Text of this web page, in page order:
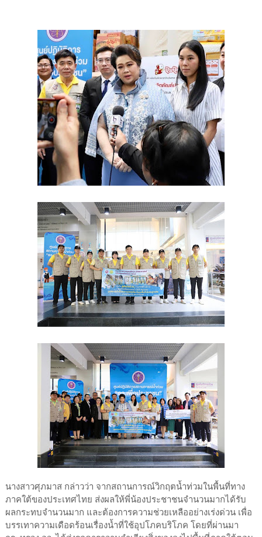
นางสาวศุภมาส กล่าวว่า จากสถานการณ์วิกฤตน้ำท่วมในพื้นที่ทาง
ภาคใต้ของประเทศไทย ส่งผลให้พี่น้องประชาชนจำนวนมากได้รับ
ผลกระทบจำนวนมาก และต้องการความช่วยเหลืออย่างเร่งด่วน เพื่อ
บรรเทาความเดือดร้อนเรื่องน้ำที่ใช้อุปโภคบริโภค โดยที่ผ่านมา